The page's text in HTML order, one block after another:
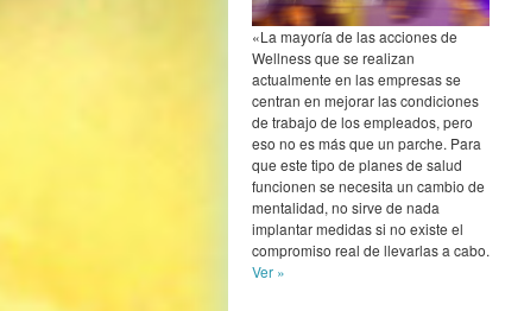
«La mayoría de las acciones de
Wellness que se realizan
actualmente en las empresas se
centran en mejorar las condiciones
de trabajo de los empleados, pero
eso no es más que un parche. Para
que este tipo de planes de salud
funcionen se necesita un cambio de
mentalidad, no sirve de nada
implantar medidas si no existe el
compromiso real de llevarlas a cabo.
Ver »